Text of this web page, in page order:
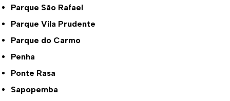
Parque São Rafael
Parque Vila Prudente
Parque do Carmo
Penha
Ponte Rasa
Sapopemba